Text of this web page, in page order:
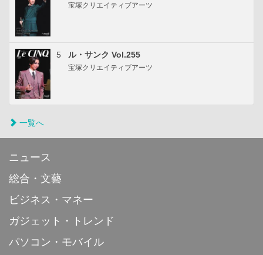
宝塚クリエイティブアーツ
5 ル・サンク Vol.255
宝塚クリエイティブアーツ
一覧へ
ニュース
総合・文藝
ビジネス・マネー
ガジェット・トレンド
パソコン・モバイル